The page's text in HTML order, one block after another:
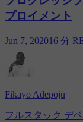
プロイメント
Jun 7, 202016 分
Fikayo Adepoju
フルスタック デ